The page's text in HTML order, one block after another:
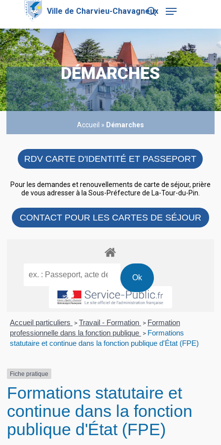
content
search
Menu
DÉMARCHES
Accueil » Démarches
RDV CARTE D'IDENTITÉ ET PASSEPORT
Pour les demandes et renouvellements de carte de séjour, prière
de vous adresser à la Sous-Préfecture de La-Tour-du-Pin.
CONTACT POUR LES CARTES DE SÉJOUR
Accueil particuliers > Travail - Formation > Formation
professionnelle dans la fonction publique > Formations
statutaire et continue dans la fonction publique d'État (FPE)
Fiche pratique
Formations statutaire et
continue dans la fonction
publique d'État (FPE)
Close